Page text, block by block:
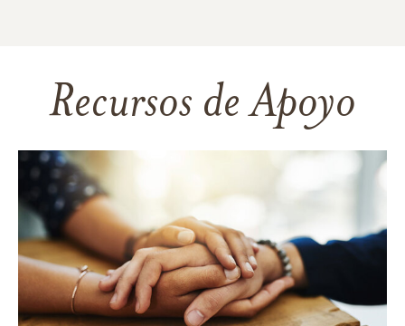
Recursos de Apoyo